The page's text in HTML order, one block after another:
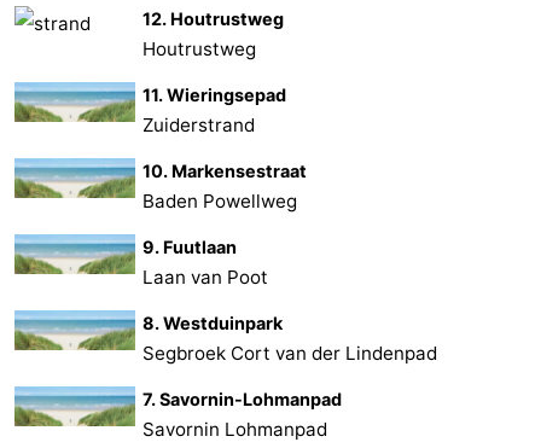
12. Houtrustweg
Houtrustweg
11. Wieringsepad
Zuiderstrand
10. Markensestraat
Baden Powellweg
9. Fuutlaan
Laan van Poot
8. Westduinpark
Segbroek Cort van der Lindenpad
7. Savornin-Lohmanpad
Savornin Lohmanpad